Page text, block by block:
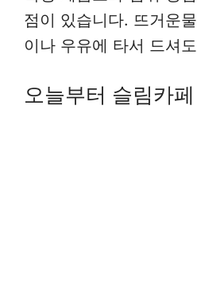
점이 있습니다. 뜨거운
이나 우유에 타서 드셔
오늘부터 슬림카